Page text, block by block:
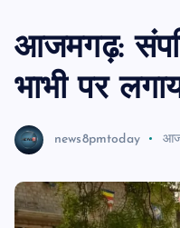
आजमगढ़:
भाभी पर
news8pmtoday